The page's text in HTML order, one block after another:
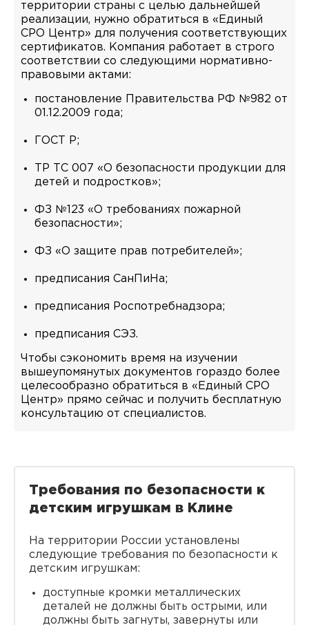
территории страны с целью дальнейшей
реализации, нужно обратиться в «Единый
СРО Центр» для получения соответствующих
сертификатов. Компания работает в строго
соответствии со следующими нормативно-
правовыми актами:
постановление Правительства РФ №982 от
01.12.2009 года;
ГОСТ Р;
ТР ТС 007 «О безопасности продукции для
детей и подростков»;
ФЗ №123 «О требованиях пожарной
безопасности»;
ФЗ «О защите прав потребителей»;
предписания СанПиНа;
предписания Роспотребнадзора;
предписания СЭЗ.
Чтобы сэкономить время на изучении
вышеупомянутых документов гораздо более
целесообразно обратиться в «Единый СРО
Центр» прямо сейчас и получить бесплатную
консультацию от специалистов.
Требования по безопасности к
детским игрушкам в Клине
На территории России установлены
следующие требования по безопасности к
детским игрушкам:
доступные кромки металлических
деталей не должны быть острыми, или
должны быть загнуты, завернуты или